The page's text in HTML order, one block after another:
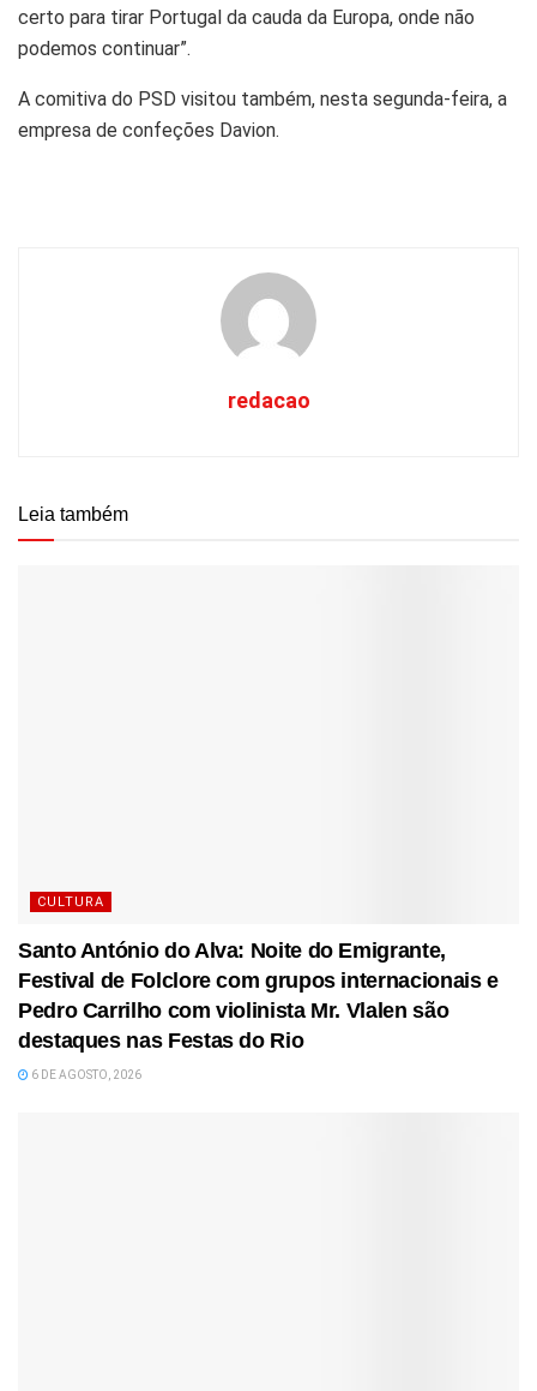
certo para tirar Portugal da cauda da Europa, onde não
podemos continuar”.
A comitiva do PSD visitou também, nesta segunda-feira, a
empresa de confeções Davion.
redacao
Leia também
CULTURA
Santo António do Alva: Noite do Emigrante,
Festival de Folclore com grupos internacionais e
Pedro Carrilho com violinista Mr. Vlalen são
destaques nas Festas do Rio
6 DE AGOSTO, 2026